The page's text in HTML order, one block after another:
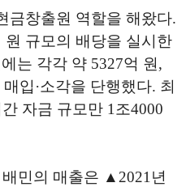
금창출원 역할을 해왔다.
원 규모의 배당을 실시한
는 각각 약 5327억 원,
입·소각을 단행했다. 최
자금 규모만 1조4000
민의 매출은 ▲2021년